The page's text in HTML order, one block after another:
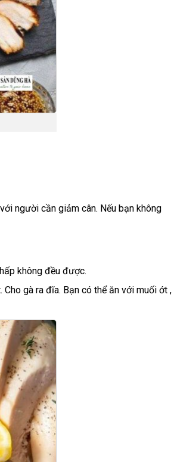
người cần giảm cân. Nếu bạn không
không đều được.
gà ra đĩa. Bạn có thể ăn với muối ớt ,